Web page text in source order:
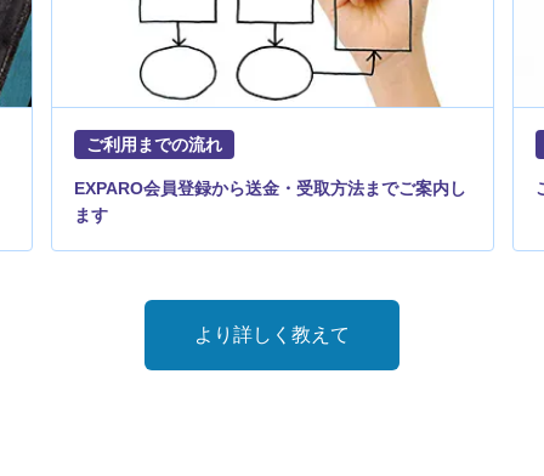
ご利用までの流れ
EXPARO会員登録から送金・受取方法までご案内し
ます
より詳しく教えて